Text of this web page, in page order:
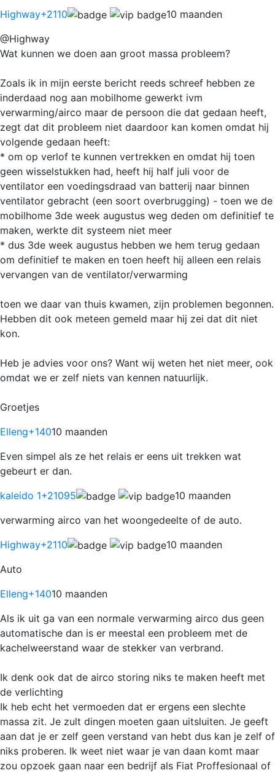
Highway+2110
10 maanden
@Highway
Wat kunnen we doen aan groot massa probleem?
Zoals ik in mijn eerste bericht reeds schreef hebben ze
inderdaad nog aan mobilhome gewerkt ivm
verwarming/airco maar de persoon die dat gedaan heeft,
zegt dat dit probleem niet daardoor kan komen omdat hij
volgende gedaan heeft:
* om op verlof te kunnen vertrekken en omdat hij toen
geen wisselstukken had, heeft hij half juli voor de
ventilator een voedingsdraad van batterij naar binnen
ventilator gebracht (een soort overbrugging) - toen we de
mobilhome 3de week augustus weg deden om definitief te
maken, werkte dit systeem niet meer
* dus 3de week augustus hebben we hem terug gedaan
om definitief te maken en toen heeft hij alleen een relais
vervangen van de ventilator/verwarming
toen we daar van thuis kwamen, zijn problemen begonnen.
Hebben dit ook meteen gemeld maar hij zei dat dit niet
kon.
Heb je advies voor ons? Want wij weten het niet meer, ook
omdat we er zelf niets van kennen natuurlijk.
Groetjes
Elleng+14010 maanden
Even simpel als ze het relais er eens uit trekken wat
gebeurt er dan.
kaleido 1+21095
10 maanden
verwarming airco van het woongedeelte of de auto.
Highway+2110
10 maanden
Auto
Elleng+14010 maanden
Als ik uit ga van een normale verwarming airco dus geen
automatische dan is er meestal een probleem met de
kachelweerstand waar de stekker van verbrand.
Ik denk ook dat de airco storing niks te maken heeft met
de verlichting
Ik heb echt het vermoeden dat er ergens een slechte
massa zit. Je zult dingen moeten gaan uitsluiten. Je geeft
aan dat je er zelf geen verstand van hebt dus kan je zelf of
niks proberen. Ik weet niet waar je van daan komt maar
zou opzoek gaan naar een bedrijf als Fiat Proffesionaal of